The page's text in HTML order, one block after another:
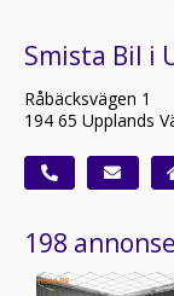
Smista Bil i
Råbäcksvägen 1
194 65 Upplands
198